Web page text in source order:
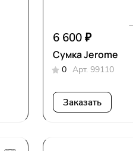
6 600 ₽
Сумка Jerome
0 Арт. 99110
Заказать